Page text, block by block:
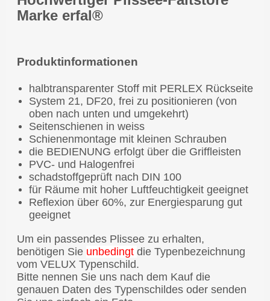
Marke erfal®
Produktinformationen
halbtransparenter Stoff mit PERLEX Rückseite
System 21, DF20, frei zu positionieren (von
oben nach unten und umgekehrt)
Seitenschienen in weiss
Schienenmontage mit kleinen Schrauben
die BEDIENUNG erfolgt über die Griffleisten
PVC- und Halogenfrei
schadstoffgeprüft nach DIN 100
für Räume mit hoher Luftfeuchtigkeit geeignet
Reflexion über 60%, zur Energiesparung gut
geeignet
Um ein passendes Plissee zu erhalten,
benötigen Sie unbedingt die Typenbezeichnung
vom VELUX Typenschild.
Bitte nennen Sie uns nach dem Kauf die
genauen Daten des Typenschildes oder senden